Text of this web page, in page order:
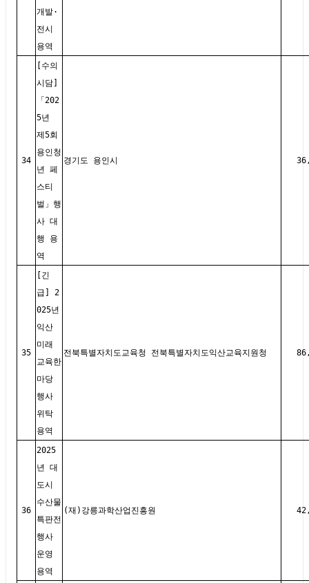
개발·
전시
용역
34
[수의
시담]
「202
5년
제5회
용인청
년 페
스티
벌」행
사 대
행 용
역
경기도 용인시
35
[긴
급] 2
025년
익산
미래
교육한
마당
행사
위탁
용역
전북특별자치도교육청 전북특별자치도익산교육지원청
36
2025
년 대
도시
수산물
특판전
행사
운영
용역
(재)강릉과학산업진흥원